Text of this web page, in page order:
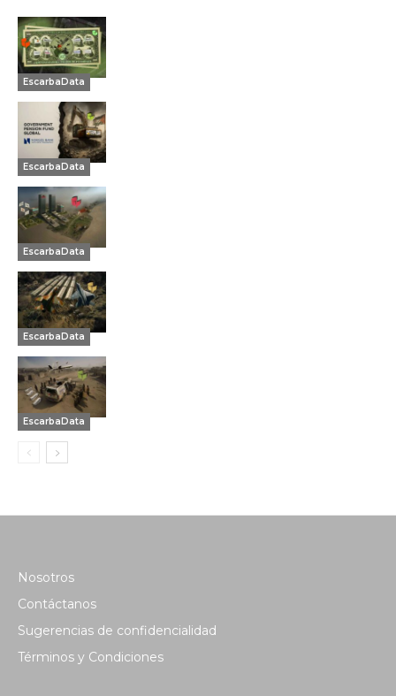
EscarbaData
EscarbaData
EscarbaData
EscarbaData
EscarbaData
Nosotros
Contáctanos
Sugerencias de confidencialidad
Términos y Condiciones